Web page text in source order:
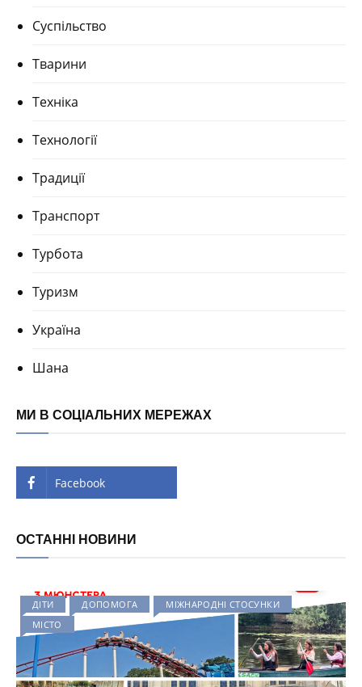
Суспільство
Тварини
Техніка
Технології
Традиції
Транспорт
Турбота
Туризм
Україна
Шана
МИ В СОЦІАЛЬНИХ МЕРЕЖАХ
Facebook
ОСТАННІ НОВИНИ
ДІТИ ДОПОМОГА
МІЖНАРОДНІ СТОСУНКИ
МІСТО